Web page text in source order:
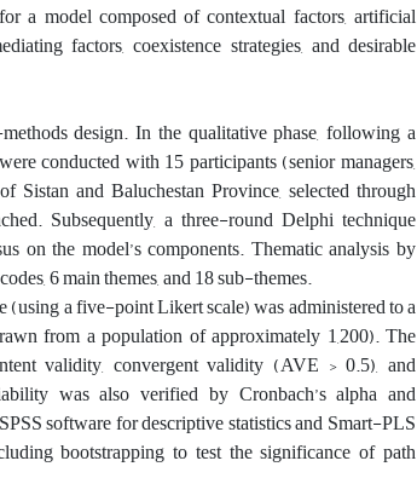
a model composed of contextual factors, artificial
factors, coexistence strategies, and desirable
design. In the qualitative phase, following a
conducted with 15 participants (senior managers,
and Baluchestan Province, selected through
Subsequently, a three-round Delphi technique
on the model’s components. Thematic analysis by
6 main themes, and 18 sub-themes.
(using a five-point Likert scale) was administered to a
from a population of approximately 1,200). The
validity, convergent validity (AVE > 0.5), and
was also verified by Cronbach’s alpha and
software for descriptive statistics and Smart-PLS
bootstrapping to test the significance of path